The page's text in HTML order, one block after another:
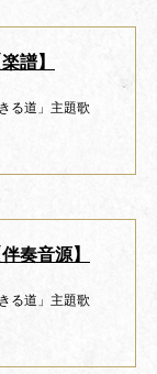
譜】
る道」主題歌
奏音源】
る道」主題歌